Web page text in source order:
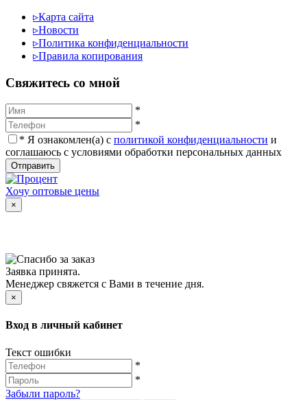
▹Карта сайта
▹Новости
▹Политика конфиденциальности
▹Правила копирования
Cвяжитесь со мной
*
*
* Я ознакомлен(а) с политикой конфиденциальности и
соглашаюсь с условиями обработки персональных данных
Отправить
Хочу оптовые цены
×
Заявка принята.
Менеджер свяжется с Вами в течение дня.
×
Вход в личный кабинет
Текст ошибки
*
*
Забыли пароль?